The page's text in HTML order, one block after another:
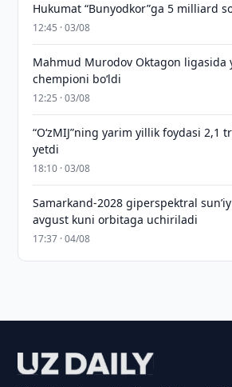
Hukumat “Bunyodkor”ga 5 milliard
12:45 · 03/08
Mahmud Murodov Oktagon ligasida
chempioni bo‘ldi
12:25 · 03/08
“O‘zMIJ”ning yarim yillik foydasi 2,1
yetdi
18:10 · 03/08
Samarkand-2028 giperspektral sun’iy
avgust kuni orbitaga uchiriladi
17:37 · 04/08